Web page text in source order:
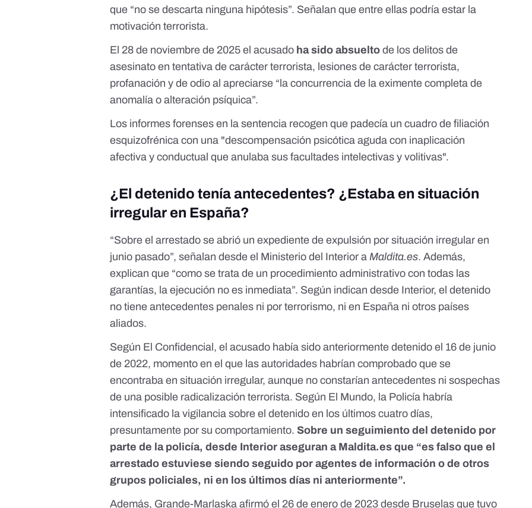
que “no se descarta ninguna hipótesis”. Señalan que entre ellas podría estar la
motivación terrorista.
El 28 de noviembre de 2025 el acusado ha sido absuelto de los delitos de
asesinato en tentativa de carácter terrorista, lesiones de carácter terrorista,
profanación y de odio al apreciarse “la concurrencia de la eximente completa de
anomalía o alteración psíquica”.
Los informes forenses en lasentencia recogen que padecía un cuadro de filiación
esquizofrénica con una "descompensación psicótica aguda con inaplicación
afectiva y conductual que anulaba sus facultades intelectivas y volitivas".
¿El detenido tenía antecedentes? ¿Estaba en situación
irregular en España?
“Sobre el arrestado se abrió un expediente de expulsión por situación irregular en
junio pasado”, señalan desde el Ministerio del Interior a Maldita.es. Además,
explican que “como se trata de un procedimiento administrativo con todas las
garantías, la ejecución no es inmediata”. Según indican desde Interior, el detenido
no tiene antecedentes penales ni por terrorismo, ni en España ni otros países
aliados.
Según El Confidencial , el acusado había sido anteriormente detenido el 16 de junio
de 2022, momento en el que las autoridades habrían comprobado que se
encontraba en situación irregular, aunque no constarían antecedentes ni sospechas
de una posible radicalización terrorista. Según El Mundo, la Policía habría
intensificado la vigilancia sobre el detenido en los últimos cuatro días,
presuntamente por su comportamiento. Sobre un seguimiento del detenido por
parte de la policía, desde Interior aseguran a Maldita.es que “es falso que el
arrestado estuviese siendo seguido por agentes de información o de otros
grupos policiales, ni en los últimos días ni anteriormente”.
Además, Grande-Marlaska afirmó el 26 de enero de 2023 desde Bruselas que tuvo